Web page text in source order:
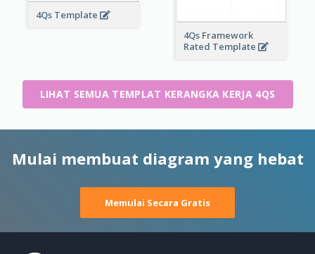
4Qs Template
4Qs Framework
Rated Template
LIHAT SEMUA TEMPLAT KERANGKA KERJA 4QS
Mulai membuat diagram yang hebat
Memulai Secara Gratis